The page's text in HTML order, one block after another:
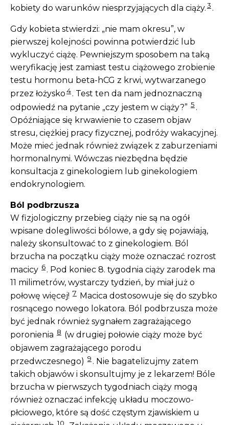
kobiety do warunków niesprzyjających dla ciąży.3 .
Gdy kobieta stwierdzi: „nie mam okresu”, w
pierwszej kolejności powinna potwierdzić lub
wykluczyć ciążę. Pewniejszym sposobem na taką
weryfikację jest zamiast testu ciążowego zrobienie
testu hormonu beta-hCG z krwi, wytwarzanego
przez łożysko4. Test ten da nam jednoznaczną
odpowiedź na pytanie „czy jestem w ciąży?” 5 .
Opóźniające się krwawienie to czasem objaw
stresu, ciężkiej pracy fizycznej, podróży wakacyjnej.
Może mieć jednak również związek z zaburzeniami
hormonalnymi. Wówczas niezbędna będzie
konsultacja z ginekologiem lub ginekologiem
endokrynologiem.
Ból podbrzusza
W fizjologiczny przebieg ciąży nie są na ogół
wpisane dolegliwości bólowe, a gdy się pojawiają,
należy skonsultować to z ginekologiem. Ból
brzucha na początku ciąży może oznaczać rozrost
macicy 6. Pod koniec 8. tygodnia ciąży zarodek ma
11 milimetrów, wystarczy tydzień, by miał już o
połowę więcej! 7
Macica dostosowuje się do szybko
rosnącego nowego lokatora. Ból podbrzusza może
być jednak również sygnałem zagrażającego
poronienia 8 (w drugiej połowie ciąży może być
objawem zagrażającego porodu
przedwczesnego) 9 . Nie bagatelizujmy zatem
takich objawów i skonsultujmy je z lekarzem! Bóle
brzucha w pierwszych tygodniach ciąży mogą
również oznaczać infekcję układu moczowo-
płciowego, które są dość częstym zjawiskiem u
10